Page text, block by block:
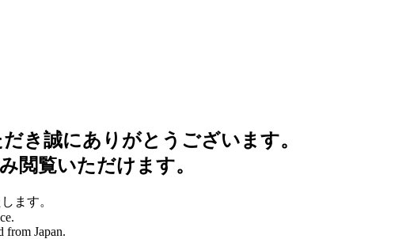
き誠にありがとうございます。
閲覧いただけます。
ます。
from Japan.